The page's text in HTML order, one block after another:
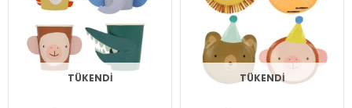
TÜKENDI TÜKENDI